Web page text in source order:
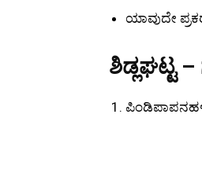
ಯಾವುದೇ
ಶಿಡ್ಲಘಟ್ಟ